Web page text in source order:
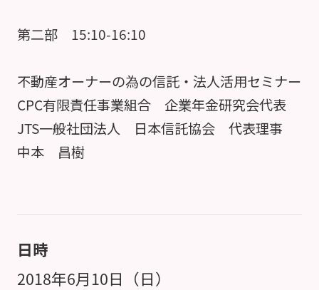
第二部 15:10-16:10
不動産オーナーの為の信託・法人活用セミナー
CPC有限責任事業組合 企業年金研究会代表
JTS一般社団法人 日本信託協会 代表理事
中本 昌樹
日時
2018年6月10日（日）